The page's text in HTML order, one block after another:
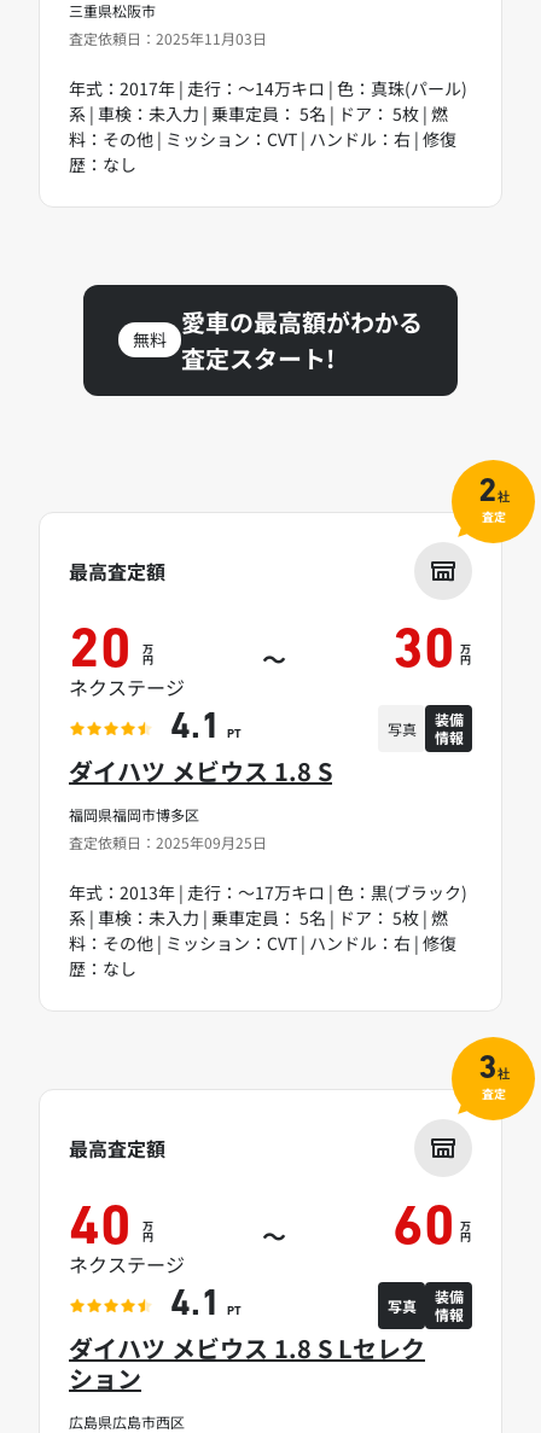
三重県松阪市
査定依頼日：2025年11月03日
年式：2017年 | 走行：～14万キロ | 色：真珠(パール)
系 | 車検：未入力 | 乗車定員： 5名 | ドア： 5枚 | 燃
料：その他 | ミッション：CVT | ハンドル：右 | 修復
歴：なし
無料
愛車の最高額がわかる
査定スタート!
福岡県福岡市博多区
査定依頼日：2025年09月25日
ダイハツ メビウス 1.8 S
年式：2013年 | 走行：～17万キロ | 色：黒(ブラック)
系 | 車検：未入力 | 乗車定員： 5名 | ドア： 5枚 | 燃
料：その他 | ミッション：CVT | ハンドル：右 | 修復
歴：なし
最高査定額
20 万
円 ～ 30 万
円
ネクステージ
4.1 PT 写真
装備
情報
2社
査定
広島県広島市西区
ダイハツ メビウス 1.8 S Lセレク
ション
最高査定額
40 万
円 ～ 60 万
円
ネクステージ
4.1 PT 写真
装備
情報
3社
査定